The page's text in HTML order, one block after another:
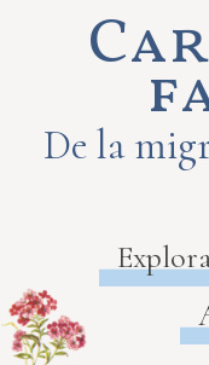
De la